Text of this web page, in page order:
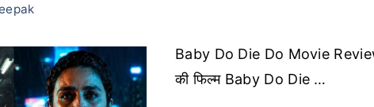
Baby Do Die Do Movie
की फिल्म Baby Do Die …